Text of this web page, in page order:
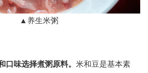
▲养生米粥
口味选择煮粥原料。 米和豆是基本素